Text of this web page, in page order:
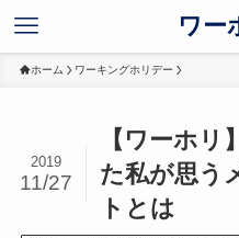
ワー
ホーム ワーキングホリデー
【ワーホ
た私が思う
トとは
2019
11/27